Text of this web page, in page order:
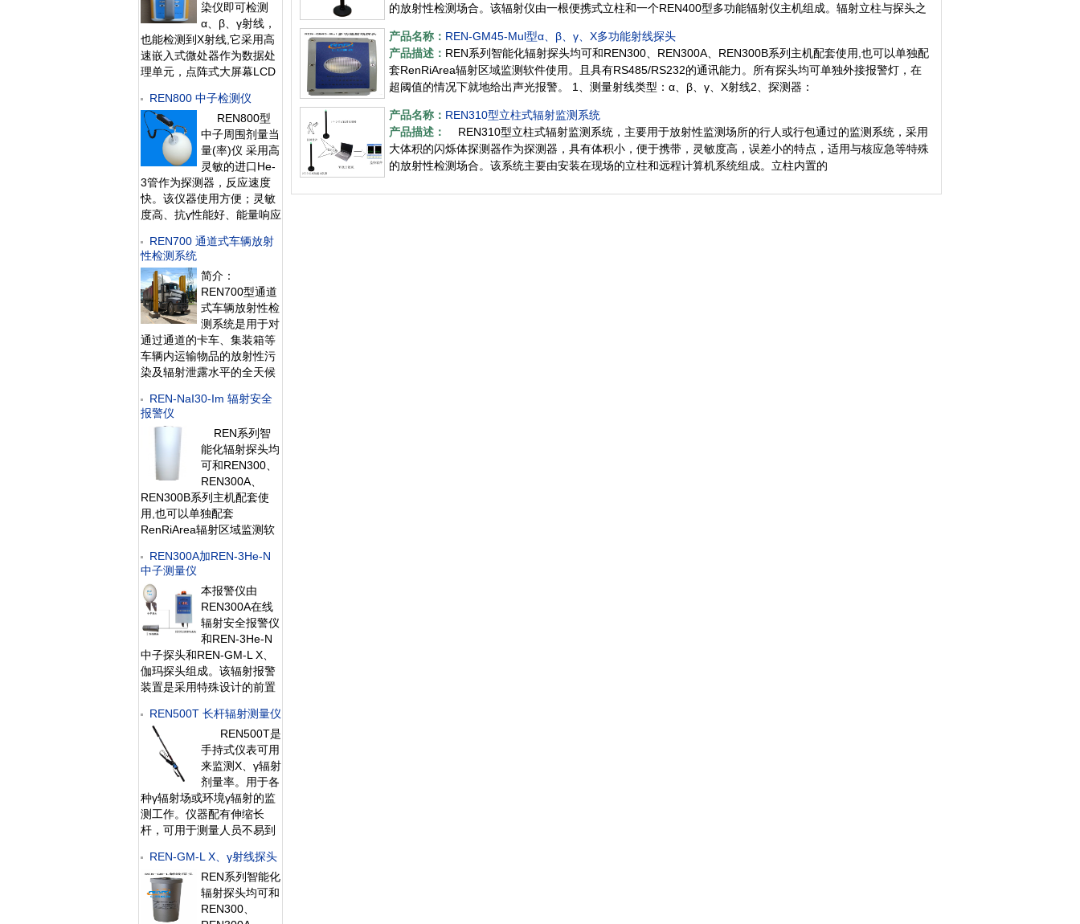
染仪即可检测
α、β、γ射线，
也能检测到X射线,它采用高
速嵌入式微处器作为数据处
理单元，点阵式大屏幕LCD
方便，具有800条超大容量
数据存储。仪器采用进口的
大面积MICA盖革探测器，具
有较高探测效率，可进行
α、β辐射表面污染检测和
X、γ辐射剂
REN800 中子检测仪
REN800型
中子周围剂量当
量(率)仪 采用高
灵敏的进口He-
3管作为探测器，反应速度
快。该仪器使用方便；灵敏
度高、抗γ性能好、能量响应
器又可用作固定式中子剂量
监测仪。此外通过配套的
RenRiRate辐射剂量管理软
件可将存储的
REN700 通道式车辆放射
性检测系统
简介：
REN700型通道
式车辆放射性检
测系统是用于对
通过通道的卡车、集装箱等
车辆内运输物品的放射性污
染及辐射泄露水平的全天候
度高、探测范围广、响应时
间短等特点，可实现自动辐
射报警、自动数据存储、自
动抓拍通过车辆照片等功
能。主要安装在核
REN-NaI30-Im 辐射安全
报警仪
REN系列智
能化辐射探头均
可和REN300、
REN300A、
REN300B系列主机配套使
用,也可以单独配套
RenRiArea辐射区域监测软
RS485/RS232的通讯能力。
所有探头均可单独外接报警
灯，在超阈值的情况下就地
给出声光报警。
REN300A加REN-3He-N
中子测量仪
本报警仪由
REN300A在线
辐射安全报警仪
和REN-3He-N
中子探头和REN-GM-L X、
伽玛探头组成。该辐射报警
装置是采用特殊设计的前置
操作方便、自动显示、数据
存储和超阈值报警等特点，
能实时给出x射线、γ射线、
中子射线的辐射剂量率。考
虑到现场操作、应急快速响
应的需要，主
REN500T 长杆辐射测量仪
REN500T是
手持式仪表可用
来监测X、γ辐射
剂量率。用于各
种γ辐射场或环境γ辐射的监
测工作。仪器配有伸缩长
杆，可用于测量人员不易到
所，为使用人员提供有效保
护。此外通过配套的
RenRiRate辐射剂量管理软
件可将存
REN-GM-L X、γ射线探头
REN系列智能化
辐射探头均可和
REN300、
的放射性检测场合。该辐射仪由一根便携式立柱和一个REN400型多功能辐射仪主机组成。辐射立柱与探头之
产品名称： REN-GM45-Mul型α、β、γ、X多功能射线探头
产品描述： REN系列智能化辐射探头均可和REN300、REN300A、REN300B系列主机配套使用,也可以单独配
套RenRiArea辐射区域监测软件使用。且具有RS485/RS232的通讯能力。所有探头均可单独外接报警灯，在
超阈值的情况下就地给出声光报警。 1、测量射线类型：α、β、γ、X射线2、探测器：
产品名称： REN310型立柱式辐射监测系统
产品描述：
REN310型立柱式辐射监测系统，主要用于放射性监测场所的行人或行包通过的监测系统，采用
大体积的闪烁体探测器作为探测器，具有体积小，便于携带，灵敏度高，误差小的特点，适用与核应急等特殊
的放射性检测场合。该系统主要由安装在现场的立柱和远程计算机系统组成。立柱内置的